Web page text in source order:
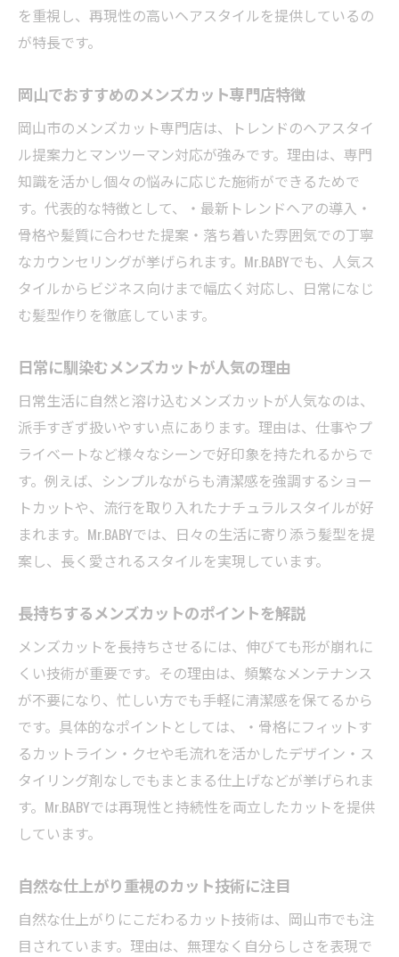
を重視し、再現性の高いヘアスタイルを提供しているの
が特長です。
岡山でおすすめのメンズカット専門店特徴
岡山市のメンズカット専門店は、トレンドのヘアスタイ
ル提案力とマンツーマン対応が強みです。理由は、専門
知識を活かし個々の悩みに応じた施術ができるためで
す。代表的な特徴として、・最新トレンドヘアの導入・
骨格や髪質に合わせた提案・落ち着いた雰囲気での丁寧
なカウンセリングが挙げられます。Mr.BABYでも、人気ス
タイルからビジネス向けまで幅広く対応し、日常になじ
む髪型作りを徹底しています。
日常に馴染むメンズカットが人気の理由
日常生活に自然と溶け込むメンズカットが人気なのは、
派手すぎず扱いやすい点にあります。理由は、仕事やプ
ライベートなど様々なシーンで好印象を持たれるからで
す。例えば、シンプルながらも清潔感を強調するショー
トカットや、流行を取り入れたナチュラルスタイルが好
まれます。Mr.BABYでは、日々の生活に寄り添う髪型を提
案し、長く愛されるスタイルを実現しています。
長持ちするメンズカットのポイントを解説
メンズカットを長持ちさせるには、伸びても形が崩れに
くい技術が重要です。その理由は、頻繁なメンテナンス
が不要になり、忙しい方でも手軽に清潔感を保てるから
です。具体的なポイントとしては、・骨格にフィットす
るカットライン・クセや毛流れを活かしたデザイン・ス
タイリング剤なしでもまとまる仕上げなどが挙げられま
す。Mr.BABYでは再現性と持続性を両立したカットを提供
しています。
自然な仕上がり重視のカット技術に注目
自然な仕上がりにこだわるカット技術は、岡山市でも注
目されています。理由は、無理なく自分らしさを表現で